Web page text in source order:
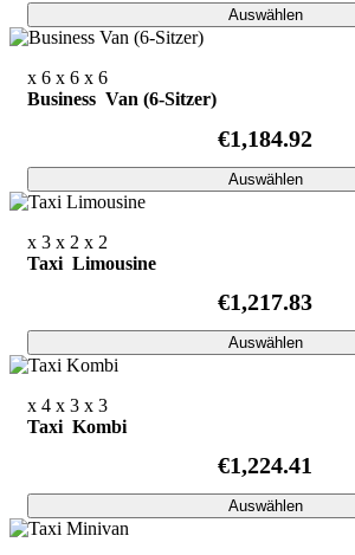
Auswählen
x 6 x 6 x 6
Business Van (6-Sitzer)
€1,184.92
Auswählen
x 3 x 2 x 2
Taxi Limousine
€1,217.83
Auswählen
x 4 x 3 x 3
Taxi Kombi
€1,224.41
Auswählen